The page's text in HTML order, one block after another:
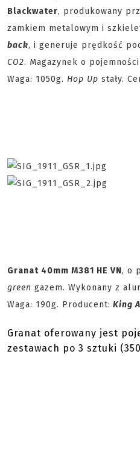
Blackwater, produkowany
zamkiem metalowym i
back, i generuje prędkość
CO2. Magazynek o pojemności
Waga: 1050g. Hop Up stały.
Granat 40mm M381 HE VN, o
green gazem. Wykonany z
Waga: 190g. Producent: King
Granat oferowany jest
zestawach po 3 sztuki